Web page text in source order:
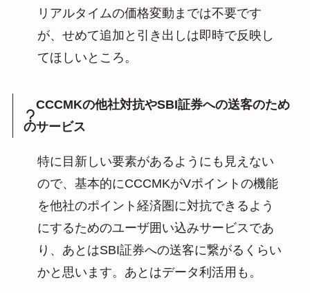
リアルタイムの価格変動までは不要です
が、せめて追加と引き出しは即時で反映し
てほしいところ。
CCCMKの他社対抗やSBI証券への送客のため
のサービス
特に目新しい要素があるようにも見えない
ので、基本的にCCCMKがVポイントの機能
を他社のポイント経済圏に対抗できるよう
にするためのユーザ囲い込みサービスであ
り、あとはSBI証券への送客に繋がるくらい
かと思います。あとはデータ利活用も。